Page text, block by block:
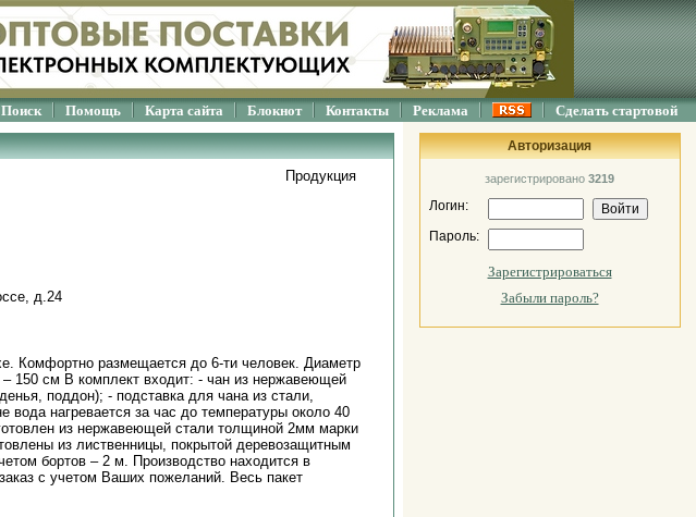
Поиск Помощь Карта сайта Блокнот Контакты Реклама Сделать стартовой
Продукция
д.24
Комфортно размещается до 6-ти человек. Диаметр
150 см В комплект входит: - чан из нержавеющей
поддон); - подставка для чана из стали,
вода нагревается за час до температуры около 40
из нержавеющей стали толщиной 2мм марки
из лиственницы, покрытой деревозащитным
бортов – 2 м. Производство находится в
с учетом Ваших пожеланий. Весь пакет
Авторизация
зарегистрировано 3219
Логин:
Пароль:
Зарегистрироваться
Забыли пароль?